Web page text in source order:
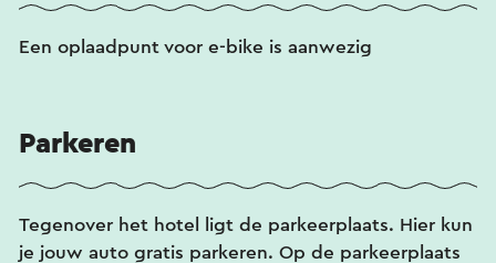
Een oplaadpunt voor e-bike is aanwezig
Parkeren
Tegenover het hotel ligt de parkeerplaats. Hier kun
je jouw auto gratis parkeren. Op de parkeerplaats